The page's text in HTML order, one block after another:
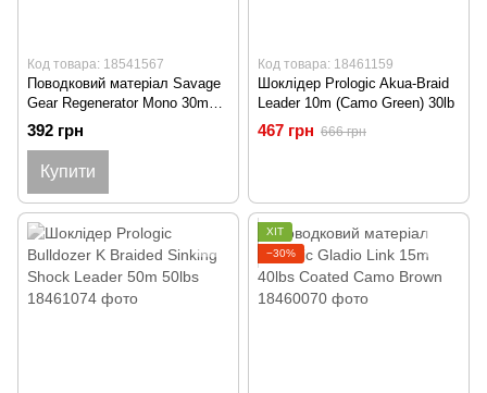
Код товара: 18541567
Поводковий матеріал Savage
Gear Regenerator Mono 30m
0.90mm 90lb/41kg Clear
392 грн
Купити
Код товара: 18461159
Шоклідер Prologic Akua-Braid
Leader 10m (Camo Green) 30lb
467 грн 666 грн
ХІТ
−30%